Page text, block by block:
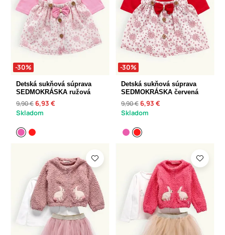
-30%
Detská sukňová súprava
SEDMOKRÁSKA ružová
9,90 € 6,93 €
Skladom
-30%
Detská sukňová súprava
SEDMOKRÁSKA červená
9,90 € 6,93 €
Skladom